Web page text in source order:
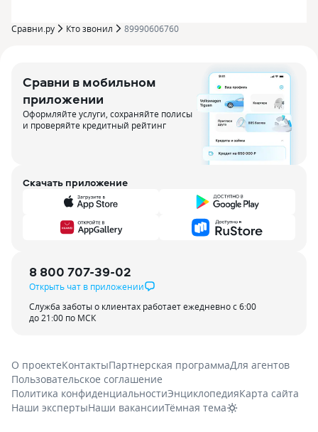
Сравни.ру Кто звонил 89990606760
Сравни в мобильном
приложении
Оформляйте услуги, сохраняйте полисы
и проверяйте кредитный рейтинг
Скачать приложение
8 800 707-39-02
Открыть чат в приложении
Служба заботы о клиентах работает ежедневно с 6:00
до 21:00 по МСК
О проектеКонтактыПартнерская программаДля агентов
Пользовательское соглашение
Политика конфиденциальностиЭнциклопедияКарта сайта
Наши экспертыНаши вакансииТёмная тема